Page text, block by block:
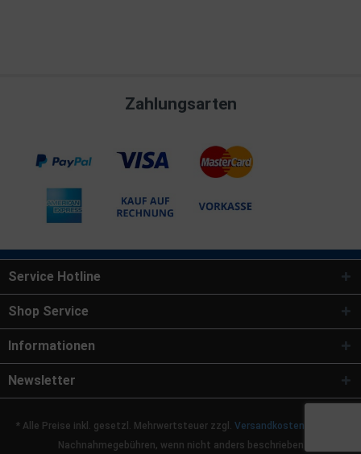
Zahlungsarten
Service Hotline
Shop Service
Informationen
Newsletter
* Alle Preise inkl. gesetzl. Mehrwertsteuer zzgl. Versandkosten
Nachnahmegebühren, wenn nicht anders beschrieben